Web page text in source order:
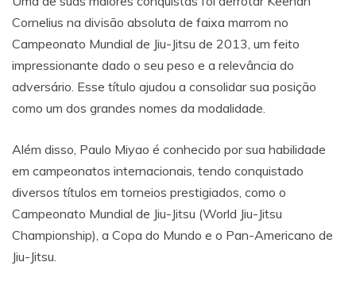
Cornelius na divisão absoluta de faixa marrom no
Campeonato Mundial de Jiu-Jitsu de 2013, um feito
impressionante dado o seu peso e a relevância do
adversário. Esse título ajudou a consolidar sua posição
como um dos grandes nomes da modalidade.
Além disso, Paulo Miyao é conhecido por sua habilidade
em campeonatos internacionais, tendo conquistado
diversos títulos em torneios prestigiados, como o
Campeonato Mundial de Jiu-Jitsu (World Jiu-Jitsu
Championship), a Copa do Mundo e o Pan-Americano de
Jiu-Jitsu.